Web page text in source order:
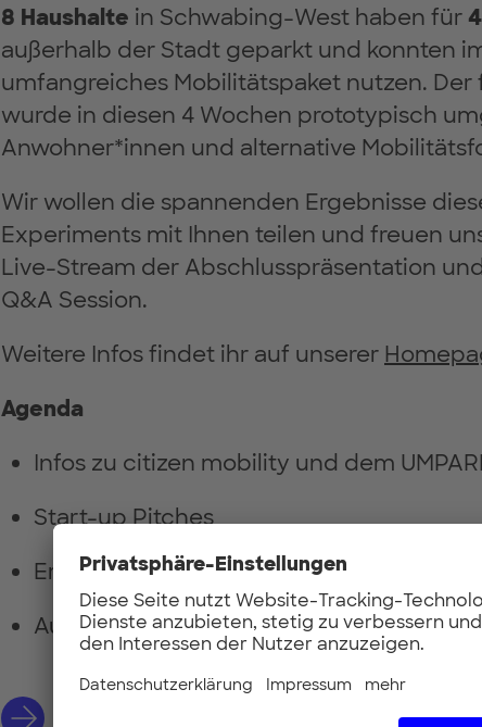
8 Haushalte in Schwabing-West haben für
außerhalb der Stadt geparkt und konnten
umfangreiches Mobilitätspaket nutzen.
wurde in diesen 4 Wochen prototypisch
Anwohner*innen und alternative
Wir wollen die spannenden Ergebnisse
Experiments mit Ihnen teilen und freuen
Live-Stream der Abschlusspräsentation
Q&A Session.
Weitere Infos findet ihr auf unserer
Agenda
Infos zu citizen mobility und dem
Start-up Pitches
Erkenntnisse und Insights aus dem
Ausblick und Q&A